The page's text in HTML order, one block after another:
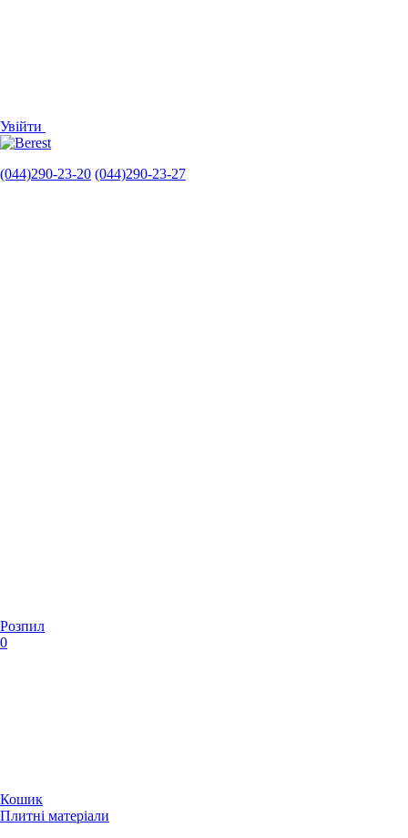
Увійти
(044)290-23-20 (044)290-23-27
Розпил
0
Кошик
Плитні матеріали